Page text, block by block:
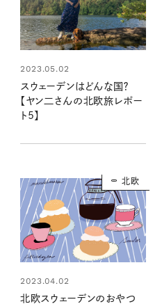
2023.05.02
スウェーデンはどんな国？
【ヤン二さんの北欧旅レポー
ト5】
北欧
2023.04.02
北欧スウェーデンのおやつ